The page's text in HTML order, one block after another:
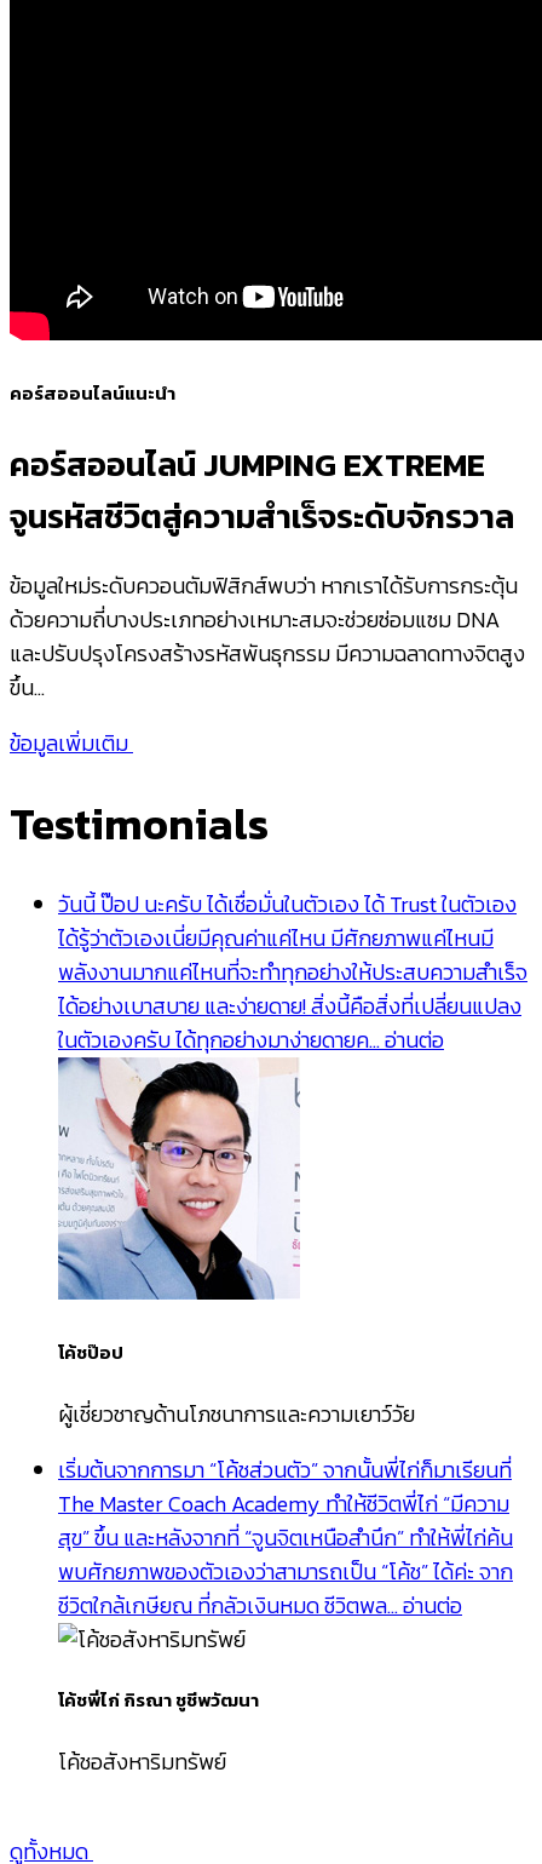
คอร์สออนไลน์แนะนำ
คอร์สออนไลน์ JUMPING EXTREME
จูนรหัสชีวิตสู่ความสำเร็จระดับจักรวาล
ข้อมูลใหม่ระดับควอนตัมฟิสิกส์พบว่า หากเราได้รับการกระตุ้น
ด้วยความถี่บางประเภทอย่างเหมาะสมจะช่วยซ่อมแซม DNA
และปรับปรุงโครงสร้างรหัสพันธุกรรม มีความฉลาดทางจิตสูง
ขึ้น…
ข้อมูลเพิ่มเติม
Testimonials
วันนี้ ป๊อป นะครับ ได้เชื่อมั่นในตัวเอง ได้ Trust ในตัวเอง
ได้รู้ว่าตัวเองเนี่ยมีคุณค่าแค่ไหน มีศักยภาพแค่ไหนมี
พลังงานมากแค่ไหนที่จะทำทุกอย่างให้ประสบความสำเร็จ
ได้อย่างเบาสบาย และง่ายดาย! สิ่งนี้คือสิ่งที่เปลี่ยนแปลง
ในตัวเองครับ ได้ทุกอย่างมาง่ายดายค…อ่านต่อ
โค้ชป๊อป
ผู้เชี่ยวชาญด้านโภชนาการและความเยาว์วัย
เริ่มต้นจากการมา “โค้ชส่วนตัว” จากนั้นพี่ไก่ก็มาเรียนที่
The Master Coach Academy ทำให้ชีวิตพี่ไก่ “มีความ
สุข” ขึ้น และหลังจากที่ “จูนจิตเหนือสำนึก” ทำให้พี่ไก่ค้น
พบศักยภาพของตัวเองว่าสามารถเป็น “โค้ช” ได้ค่ะ จาก
ชีวิตใกล้เกษียณ ที่กลัวเงินหมด ชีวิตพล…อ่านต่อ
โค้ชพี่ไก่ กิรณา ชูชีพวัฒนา
โค้ชอสังหาริมทรัพย์
ดูทั้งหมด